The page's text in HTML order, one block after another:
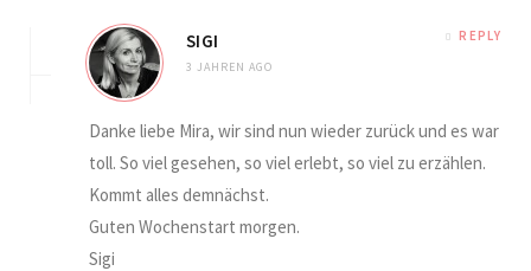
SIGI
3 JAHREN AGO
REPLY
Danke liebe Mira, wir sind nun wieder zurück und es war
toll. So viel gesehen, so viel erlebt, so viel zu erzählen.
Kommt alles demnächst.
Guten Wochenstart morgen.
Sigi